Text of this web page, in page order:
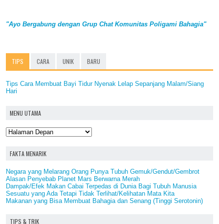
"Ayo Bergabung dengan Grup Chat Komunitas Poligami Bahagia"
TIPS CARA UNIK BARU
Tips Cara Membuat Bayi Tidur Nyenak Lelap Sepanjang Malam/Siang
Hari
MENU UTAMA
FAKTA MENARIK
Negara yang Melarang Orang Punya Tubuh Gemuk/Gendut/Gembrot
Alasan Penyebab Planet Mars Berwarna Merah
Dampak/Efek Makan Cabai Terpedas di Dunia Bagi Tubuh Manusia
Sesuatu yang Ada Tetapi Tidak Terlihat/Kelihatan Mata Kita
Makanan yang Bisa Membuat Bahagia dan Senang (Tinggi Serotonin)
TIPS & TRIK